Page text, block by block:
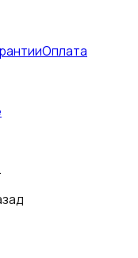
Оплата